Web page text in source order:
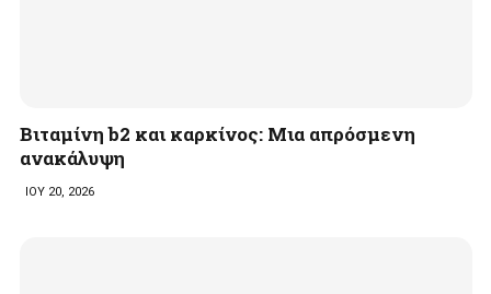
Βιταμίνη b2 και καρκίνος: Μια απρόσμενη
ανακάλυψη
ΙΟΥ 20, 2026